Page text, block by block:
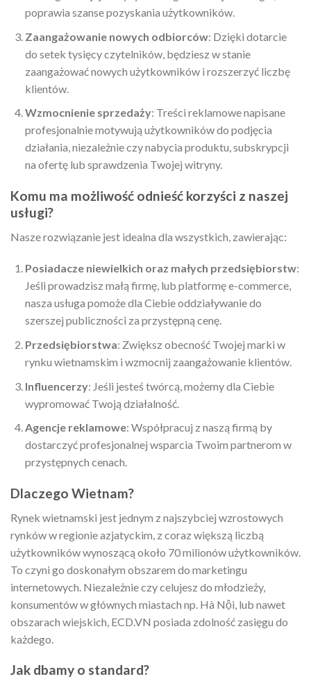
poprawia szanse pozyskania użytkowników.
Zaangażowanie nowych odbiorców: Dzięki dotarcie
do setek tysięcy czytelników, będziesz w stanie
zaangażować nowych użytkowników i rozszerzyć liczbę
klientów.
Wzmocnienie sprzedaży: Treści reklamowe napisane
profesjonalnie motywują użytkowników do podjęcia
działania, niezależnie czy nabycia produktu, subskrypcji
na ofertę lub sprawdzenia Twojej witryny.
Komu ma możliwość odnieść korzyści z naszej
usługi?
Nasze rozwiązanie jest idealna dla wszystkich, zawierając:
Posiadacze niewielkich oraz małych przedsiębiorstw:
Jeśli prowadzisz małą firmę, lub platformę e-commerce,
nasza usługa pomoże dla Ciebie oddziaływanie do
szerszej publiczności za przystępną cenę.
Przedsiębiorstwa: Zwiększ obecność Twojej marki w
rynku wietnamskim i wzmocnij zaangażowanie klientów.
Influencerzy: Jeśli jesteś twórcą, możemy dla Ciebie
wypromować Twoją działalność.
Agencje reklamowe: Współpracuj z naszą firmą by
dostarczyć profesjonalnej wsparcia Twoim partnerom w
przystępnych cenach.
Dlaczego Wietnam?
Rynek wietnamski jest jednym z najszybciej wzrostowych
rynków w regionie azjatyckim, z coraz większą liczbą
użytkowników wynoszącą około 70 milionów użytkowników.
To czyni go doskonałym obszarem do marketingu
internetowych. Niezależnie czy celujesz do młodzieży,
konsumentów w głównych miastach np. Hà Nội, lub nawet
obszarach wiejskich, ECD.VN posiada zdolność zasięgu do
każdego.
Jak dbamy o standard?